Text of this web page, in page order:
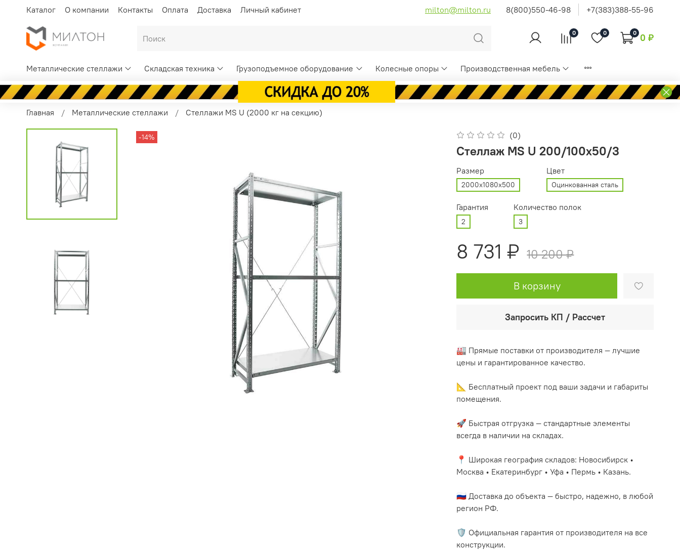
Каталог О компании Контакты Оплата Доставка Личный кабинет milton@milton.ru 8(800)550-46-98 +7(383)388-55-96
0 0 0 0 ₽
Металлические стеллажи Складская техника Грузоподъемное оборудование Колесные опоры Производственная мебель
Главная Металлические стеллажи Стеллажи MS U (2000 кг на секцию)
-14% (0)
Стеллаж MS U 200/100x50/3
Размер
2000x1080x500
Цвет
Оцинкованная сталь
Гарантия
2
Количество полок
3
8 731 ₽ 10 200 ₽
В корзину
Запросить КП / Рассчет
🏭 Прямые поставки от производителя — лучшие
цены и гарантированное качество.
📐 Бесплатный проект под ваши задачи и габариты
помещения.
🚀 Быстрая отгрузка — стандартные элементы
всегда в наличии на складах.
📍 Широкая география складов: Новосибирск •
Москва • Екатеринбург • Уфа • Пермь • Казань.
🇷🇺 Доставка до объекта — быстро, надежно, в любой
регион РФ.
🛡️ Официальная гарантия от производителя на все
конструкции.